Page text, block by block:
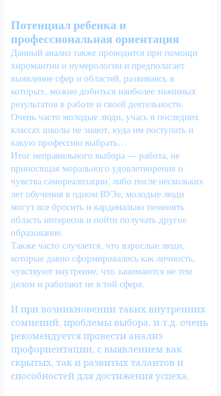
Потенциал ребенка и
профессиональная ориентация
Данный анализ также проводится при помощи
хиромантии и нумерологии и предполагает
выявление сфер и областей, развиваясь в
которых, можно добиться наиболее значимых
результатов в работе и своей деятельности.
Очень часто молодые люди, учась в последних
классах школы не знают, куда им поступать и
какую профессию выбрать…
Итог неправильного выбора — работа, не
приносящая морального удовлетворения и
чувства самореализации, либо после нескольких
лет обучения в одном ВУЗе, молодые люди
могут все бросить и кардинально поменять
область интересов и пойти получать другое
образование.
Также часто случается, что взрослые люди,
которые давно сформировались как личность,
чувствуют внутренне, что занимаются не тем
делом и работают не в той сфере.
И при возникновении таких внутренних
сомнений, проблемы выбора, и.т.д. очень
рекомендуется провести анализ
профориентации, с выявлением как
скрытых, так и развитых талантов и
способностей для достижения успеха.